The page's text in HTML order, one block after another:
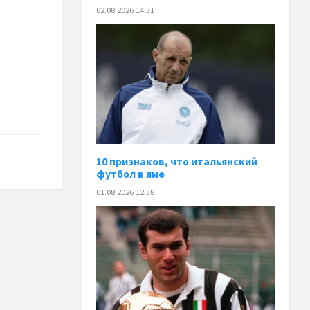
02.08.2026 14:31
10 признаков, что итальянский
футбол в яме
01.08.2026 12:38